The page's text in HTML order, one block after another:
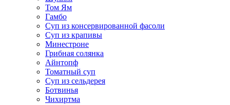
Том Ям
Гамбо
Суп из консервированной фасоли
Суп из крапивы
Минестроне
Грибная солянка
Айнтопф
Томатный суп
Суп из сельдерея
Ботвинья
Чихиртма